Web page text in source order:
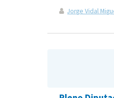
Jorge Vidal